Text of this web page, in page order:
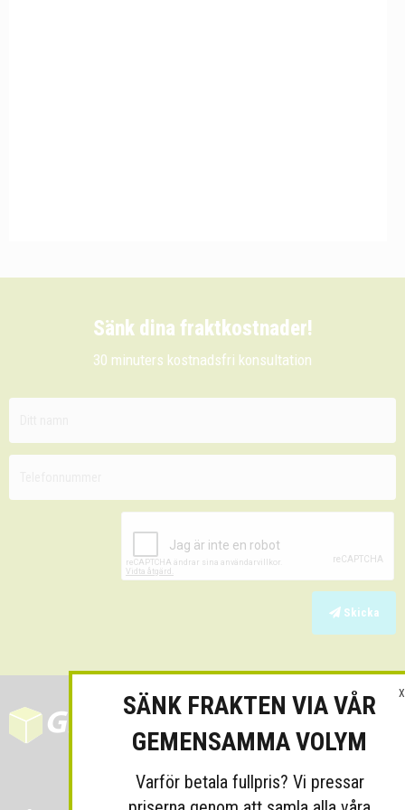
Sänk dina fraktkostnader!
30 minuters kostnadsfri konsultation
Skicka
X
SÄNK FRAKTEN VIA VÅR
GEMENSAMMA VOLYM
Varför betala fullpris? Vi pressar